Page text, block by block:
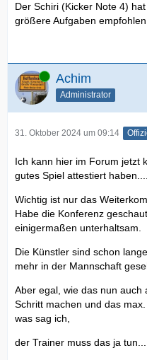
Der Schiri (Kicker Note 4)
größere Aufgaben
Online Achim
Administrator
31. Oktober 2024 um 09:14
Ich kann hier im Forum jetzt
gutes Spiel attestiert haben....
Wichtig ist nur das
Habe die Konferenz
einigermaßen unterhaltsam.
Die Künstler sind schon
mehr in der Mannschaft
Aber egal, wie das nun auch
Schritt machen und das
was sag ich,
der Trainer muss das ja